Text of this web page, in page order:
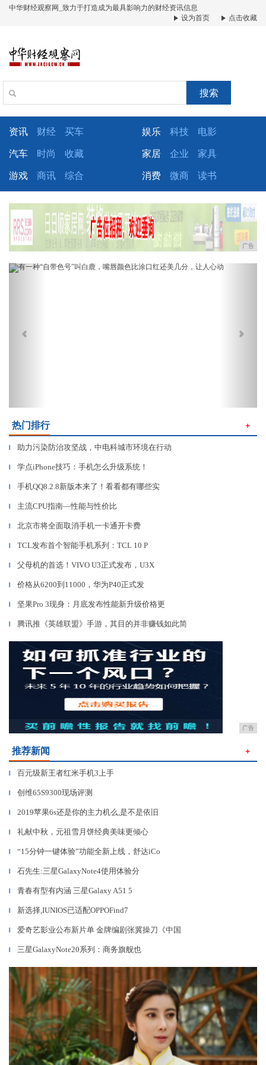
中华财经观察网_致力于打造成为最具影响力的财经资讯信息
设为首页
点击收藏
搜索
资讯 财经 买车 娱乐 科技 电影
汽车 时尚 收藏 家居 企业 家具
游戏 商讯 综合 消费 微商 读书
广告
Previous
热门排行 ＋
▎ 助力污染防治攻坚战，中电科城市环境在行动
▎ 学点iPhone技巧：手机怎么升级系统！
▎ 手机QQ8.2.8新版本来了！看看都有哪些实
▎ 主流CPU指南—性能与性价比
▎ 北京市将全面取消手机一卡通开卡费
▎ TCL发布首个智能手机系列：TCL 10 P
▎ 父母机的首选！VIVO U3正式发布，U3X
▎ 价格从6200到11000，华为P40正式发
▎ 坚果Pro 3现身：月底发布性能新升级价格更
▎ 腾讯推《英雄联盟》手游，其目的并非赚钱如此简
广告
推荐新闻 ＋
▎ 百元级新王者红米手机3上手
▎ 创维65S9300现场评测
▎ 2019苹果6s还是你的主力机么,是不是依旧
▎ 礼献中秋，元祖雪月饼经典美味更倾心
▎ “15分钟一键体验”功能全新上线，舒达iCo
▎ 石先生:三星GalaxyNote4使用体验分
▎ 青春有型有内涵 三星Galaxy A51 5
▎ 新选择,IUNIOS已适配OPPOFind7
▎ 爱奇艺影业公布新片单 金牌编剧张冀操刀《中国
▎ 三星GalaxyNote20系列：商务旗舰也